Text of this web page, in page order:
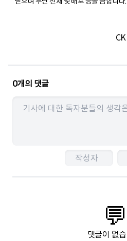
0개의 댓글
💬
댓글이 없